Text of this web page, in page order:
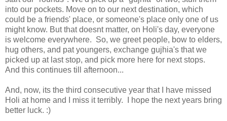
into our pockets. Move on to our next destination, which
could be a friends' place, or someone's place only one of us
might know. But that doesnt matter, on Holi's day, everyone
is welcome everywhere. So, we greet people, bow to elders,
hug others, and pat youngers, exchange gujhia's that we
picked up at last stop, and pick more here for next stops.
And this continues till afternoon...
And, now, its the third consecutive year that I have missed
Holi at home and I miss it terribly. I hope the next years bring
better luck. :)